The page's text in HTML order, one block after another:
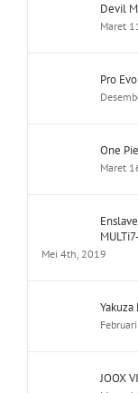
Devil
Maret
Pro
One
Maret
Mei 4th, 2019
JOOX